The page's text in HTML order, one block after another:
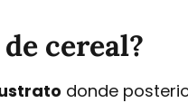
cereal?
donde